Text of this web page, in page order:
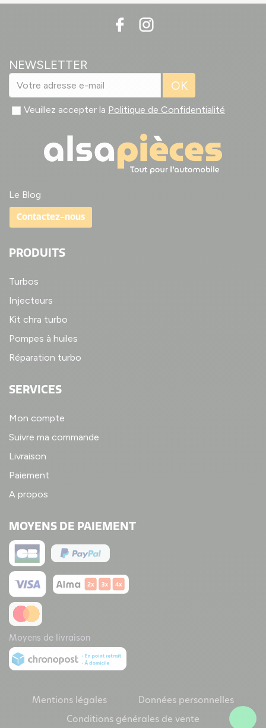
NEWSLETTER
OK
Veuillez accepter la Politique de Confidentialité
Le Blog
Contactez-nous
PRODUITS
Turbos
Injecteurs
Kit chra turbo
Pompes à huiles
Réparation turbo
SERVICES
Mon compte
Suivre ma commande
Livraison
Paiement
A propos
MOYENS DE PAIEMENT
Moyens de livraison
Mentions légales Données personnelles
Conditions générales de vente